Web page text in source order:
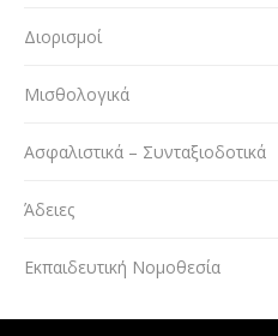
Διορισμοί
Μισθολογικά
Ασφαλιστικά – Συνταξιοδοτικά
Άδειες
Εκπαιδευτική Νομοθεσία